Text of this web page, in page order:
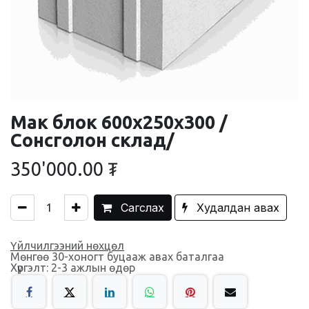
Мак блок 600x250x300 /
Сонсголон склад/
350'000.00 ₮
Сагслах Худалдан авах
Үйлчилгээний нөхцөл
Мөнгөө 30-хоногт буцааж авах баталгаа
Хүргэлт: 2-3 ажлын өдөр